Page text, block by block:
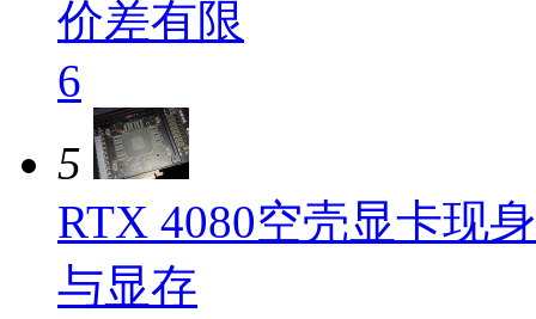
价差有限
6
5
RTX 4080空壳显卡现
与显存